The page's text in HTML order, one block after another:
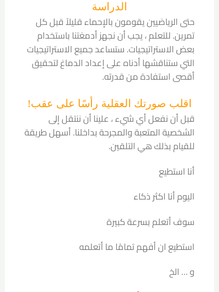
الدراسة
حتى الرياضيين يقومون بالإحماء قليلاً قبل كل
تمرين. للتعلم ، يجب أن نجهز أدمغتنا باستخدام
بعض الاستراتيجيات. ستساعد جميع الاستراتيجيات
التي ستناقشها أدناه على إعداد الدماغ لتحقيق
أقصى استفادة من قدرته.
اقلب صورتك العقلية رأسًا على عقب!
قبل أن نفعل أي شيء ، علينا أن ننتقل إلى
الشخصية المتعبة والمجرحة بداخلنا. أسهل طريقة
للقيام بذلك هي التلقين.
أنا استطيع
اليوم أنا اكثر ذكاء
سوف أتعلم بسرعة كبيرة
استطيع ان أفهم تمامًا ما أتعلمه
و … الخ